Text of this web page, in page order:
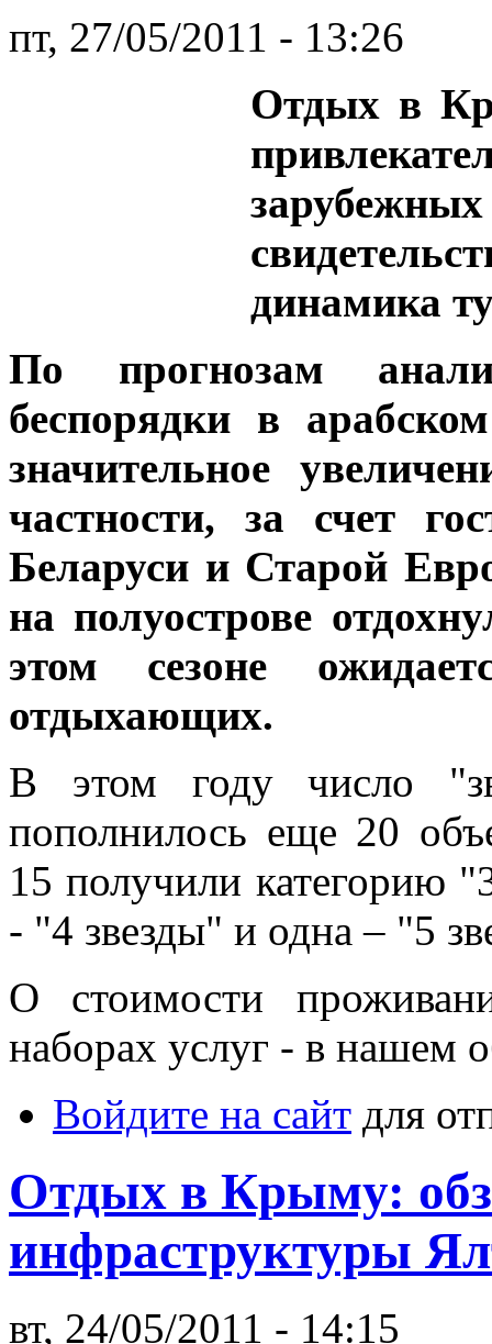
пт, 27/05/2011 - 13:26
Отдых в
динамика
По прогнозам
беспорядки в
значительное
частности, за счет
Беларуси и Старой
на полуострове
этом сезоне
отдыхающих.
В этом году число
пополнилось еще 20
15 получили категорию
- "4 звезды" и одна – "5
О стоимости
наборах услуг - в нашем
Войдите на сайт для
Отдых в Крыму:
инфраструктуры
вт, 24/05/2011 - 14:15